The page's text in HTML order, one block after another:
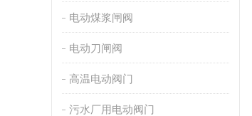
电动煤浆闸阀
电动刀闸阀
高温电动阀门
污水厂用电动阀门